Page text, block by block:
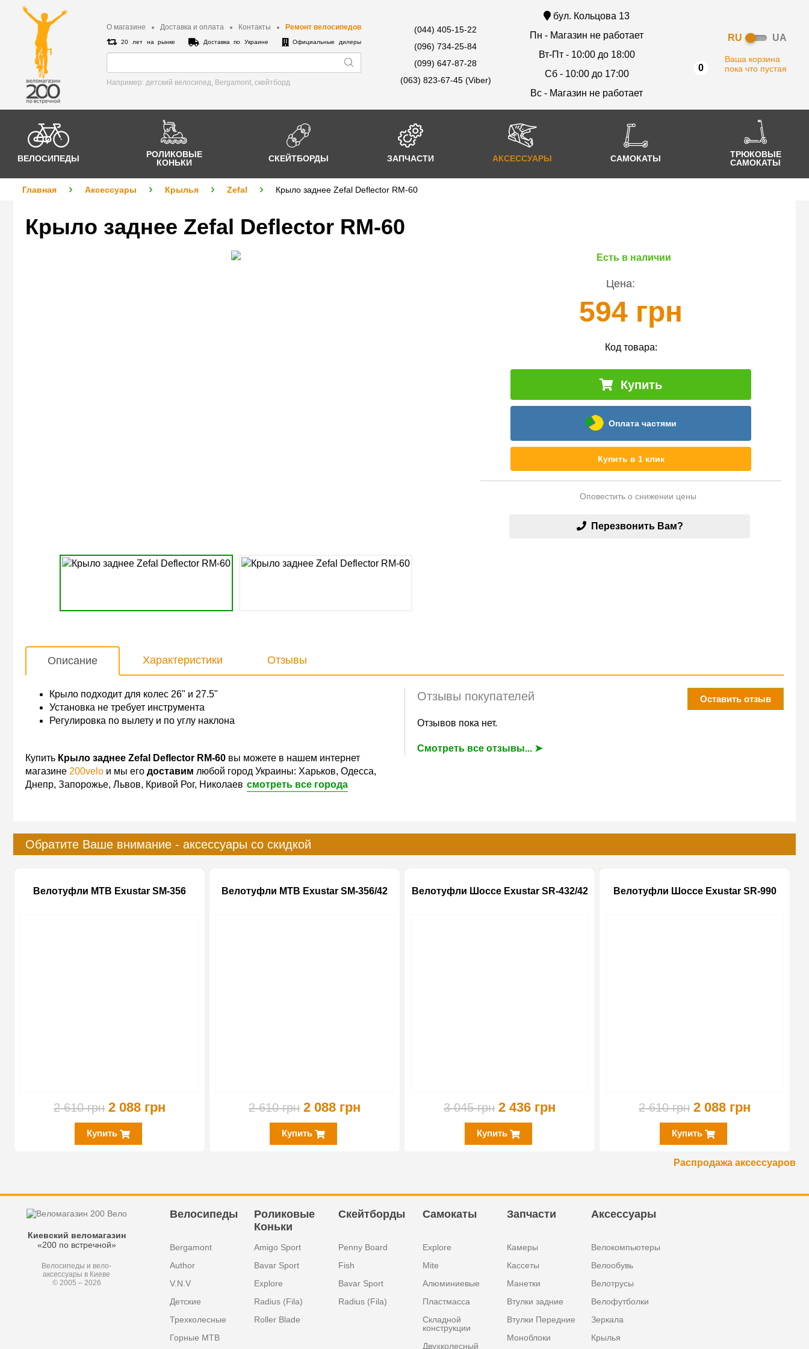
О магазине Доставка и оплата Контакты Ремонт велосипедов
20 лет на рынке Доставка по Украине Официальные дилеры
Например: детский велосипед, Bergamont, cкейтборд
(044) 405-15-22
(096) 734-25-84
(099) 647-87-28
(063) 823-67-45 (Viber)
бул. Кольцова 13
Пн - Магазин не работает
Вт-Пт - 10:00 до 18:00
Сб - 10:00 до 17:00
Вс - Магазин не работает
RU UA
0
Ваша корзина
пока что пустая
ВЕЛОСИПЕДЫ
РОЛИКОВЫЕ
КОНЬКИ
СКЕЙТБОРДЫ ЗАПЧАСТИ АКСЕССУАРЫ САМОКАТЫ
ТРЮКОВЫЕ
САМОКАТЫ
Главная Аксессуары Крылья Zefal Крыло заднее Zefal Deflector RM-60
Крыло заднее Zefal Deflector RM-60
Есть в наличии
Цена:
594 грн
Код товара:
Купить
Оплата частями
Купить в 1 клик
Оповестить о снижении цены
Перезвонить Вам?
Описание Характеристики Отзывы
Оставить отзыв
Отзывы покупателей
Отзывов пока нет.
Смотреть все отзывы... ➤
Крыло подходит для колес 26" и 27.5"
Установка не требует инструмента
Регулировка по вылету и по углу наклона
Купить Крыло заднее Zefal Deflector RM-60 вы можете в нашем интернет
магазине 200velo и мы его доставим любой город Украины: Харьков, Одесса,
Днепр, Запорожье, Львов, Кривой Рог, Николаев смотреть все города
Обратите Ваше внимание - аксессуары со скидкой
Велотуфли MTB Exustar SM-356
2 610 грн 2 088 грн
Купить
Велотуфли MTB Exustar SM-356/42
2 610 грн 2 088 грн
Купить
Велотуфли Шоссе Exustar SR-432/42
3 045 грн 2 436 грн
Купить
Велотуфли Шоссе Exustar SR-990
2 610 грн 2 088 грн
Купить
Распродажа аксессуаров
Киевский веломагазин
«200 по встречной»
Велосипеды и вело-
аксессуары в Киеве
© 2005 – 2026
Велосипеды
Bergamont
Author
V.N.V
Детские
Трехколесные
Горные MTB
Роликовые
Коньки
Amigo Sport
Bavar Sport
Explore
Radius (Fila)
Roller Blade
Скейтборды
Penny Board
Fish
Bavar Sport
Radius (Fila)
Самокаты
Explore
Mite
Алюминиевые
Пластмасса
Складной
конструкции
Двухколесный
Запчасти
Камеры
Кассеты
Манетки
Втулки задние
Втулки Передние
Моноблоки
Аксессуары
Велокомпьютеры
Велообувь
Велотрусы
Велофутболки
Зеркала
Крылья